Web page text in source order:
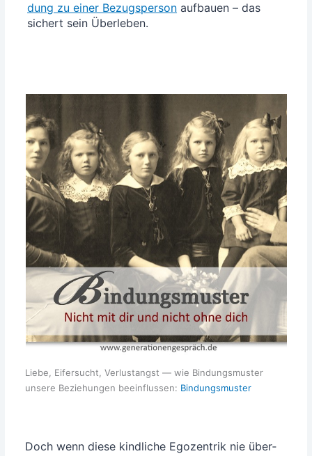
dung zu einer Bezugs­per­son auf­bau­en – das
sichert sein Überleben.
Lie­be, Eifer­sucht, Ver­lust­angst — wie Bin­dungs­mus­ter
unse­re Bezie­hun­gen beein­flus­sen: Bin­dungs­mus­ter
Doch wenn die­se kind­li­che Ego­zen­trik nie über­